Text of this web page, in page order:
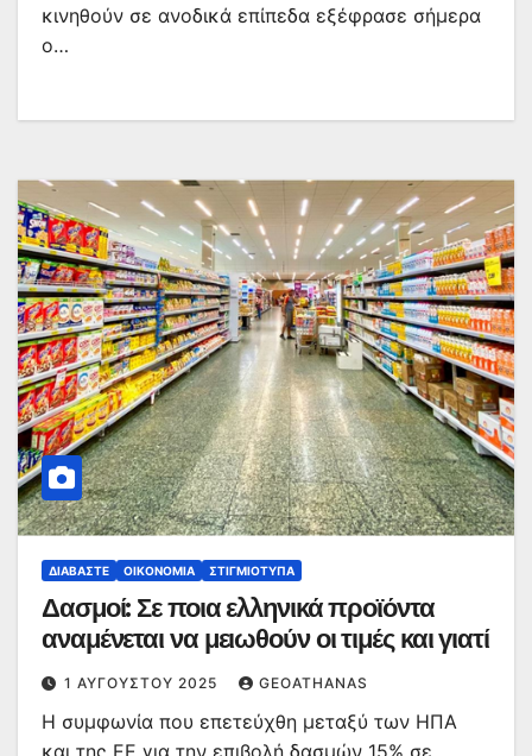
κινηθούν σε ανοδικά επίπεδα εξέφρασε σήμερα
ο…
ΔΙΑΒΆΣΤΕ ΟΙΚΟΝΟΜΊΑ ΣΤΙΓΜΙΌΤΥΠΑ
Δασμοί: Σε ποια ελληνικά προϊόντα
αναμένεται να μειωθούν οι τιμές και γιατί
1 ΑΥΓΟΎΣΤΟΥ 2025 GEOATHANAS
Η συμφωνία που επετεύχθη μεταξύ των ΗΠΑ